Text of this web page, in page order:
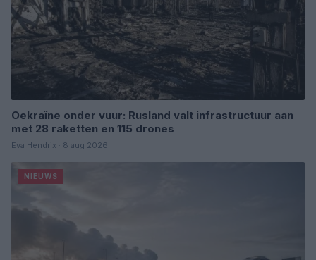
Oekraïne onder vuur: Rusland valt infrastructuur aan
met 28 raketten en 115 drones
Eva Hendrix · 8 aug 2026
NIEUWS